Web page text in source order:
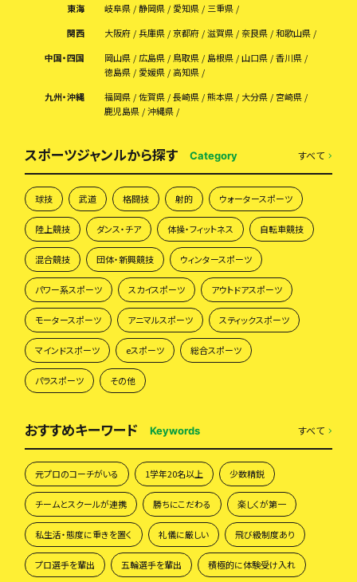
東海
岐阜県 静岡県 愛知県
三重県
関西
大阪府 兵庫県 京都府 滋賀県 奈良県
和歌山県
中国・四国
岡山県 広島県 鳥取県 島根県 山口県
香川県
徳島県
愛媛県
高知県
九州・沖縄
福岡県 佐賀県 長崎県 熊本県 大分県
宮崎県
鹿児島県
沖縄県
スポーツジャンルから探す Category すべて
球技 武道 格闘技 射的 ウォータースポーツ
陸上競技 ダンス・チア 体操・フィットネス 自転車競技
混合競技 団体・新興競技 ウィンタースポーツ
パワー系スポーツ スカイスポーツ アウトドアスポーツ
モータースポーツ アニマルスポーツ スティックスポーツ
マインドスポーツ eスポーツ 総合スポーツ
パラスポーツ その他
おすすめキーワード Keywords すべて
元プロのコーチがいる 1学年20名以上 少数精鋭
チームとスクールが連携 勝ちにこだわる 楽しくが第一
私生活・態度に重きを置く 礼儀に厳しい 飛び級制度あり
プロ選手を輩出 五輪選手を輩出 積極的に体験受け入れ